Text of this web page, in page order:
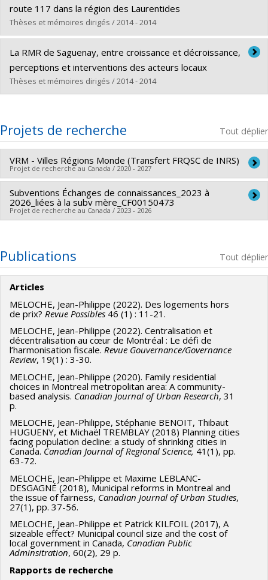
Lien vers le document dans Papyrus
route 117 dans la région des Laurentides
Thèses et mémoires dirigés / 2014 - 2014
Diplômé(e) :Montpetit, Véronique
Cycle :Maîtrise
Diplôme obtenu :M. Urb.
Lien vers le document dans Papyrus
La RMR de Saguenay, entre croissance et décroissance,
perceptions et interventions des acteurs locaux
Thèses et mémoires dirigés / 2014 - 2014
Cycle :
Maîtrise
Diplôme obtenu :M. Sc.
Lien vers le document dans Papyrus
Projets de recherche Tout déplier
VRM - Villes Régions Monde (Transfert FRQSC de INRS)
Projet de recherche au Canada / 2020 - 2027
Chercheur principal : Sandra Breux
Co-chercheurs : Sylvain Paquette,Jean-Philippe Meloche
Sources de financement :FRQSC/Fonds de recherche du
Programmes de subvention :
PV129894-(RG) Programme
Regroupements stratégiques
Subventions Échanges de connaissances_2023 à
2026_liées à la subv mère_CF00150473
Projet de recherche au Canada / 2023 - 2026
Sources de financement :
CRSH/Conseil de recherches en
sciences humaines du Canada
Programmes de subvention :
Publications Tout déplier
Articles
MELOCHE, Jean-Philippe (2022). Des logements hors
de prix? Revue Possibles 46 (1) : 11-21.
MELOCHE, Jean-Philippe (2022). Centralisation et
décentralisation au cœur de Montréal : Le défi de
l’harmonisation fiscale. Revue Gouvernance/Governance
Review, 19(1) : 3-30.
MELOCHE, Jean-Philippe (2020). Family residential
choices in Montreal metropolitan area: A community-
based analysis. Canadian Journal of Urban Research, 31
p.
MELOCHE, Jean-Philippe, Stéphanie BENOIT, Thibaut
HUGUENY, et Michaël TREMBLAY (2018) Planning cities
facing population decline: a study of shrinking cities in
Canada. Canadian Journal of Regional Science, 41(1), pp.
63-72.
MELOCHE, Jean-Philippe et Maxime LEBLANC-
DESGAGNÉ (2018), Municipal reforms in Montreal and
the issue of fairness, Canadian Journal of Urban Studies,
27(1), pp. 37-56.
MELOCHE, Jean-Philippe et Patrick KILFOIL (2017), A
sizeable effect? Municipal council size and the cost of
local government in Canada, Canadian Public
Adminsitration, 60(2), 29 p.
Rapports de recherche